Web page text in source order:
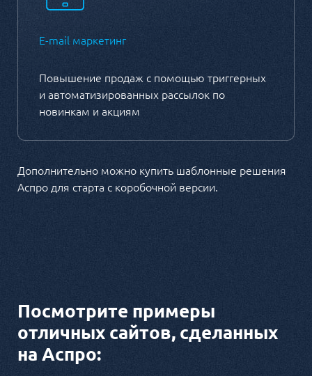
E-mail маркетинг
Повышение продаж с помощью триггерных
и автоматизированных рассылок по
новинкам и акциям
Дополнительно можно купить шаблонные решения
Аспро для старта с коробочной версии.
Посмотрите примеры
отличных сайтов, сделанных
на Аспро: